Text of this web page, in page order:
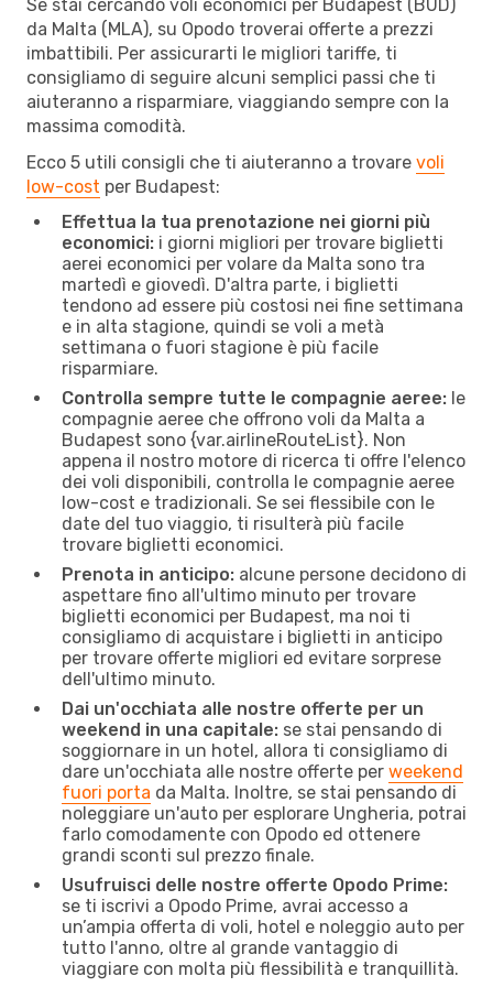
Se stai cercando voli economici per Budapest (BUD)
da Malta (MLA), su Opodo troverai offerte a prezzi
imbattibili. Per assicurarti le migliori tariffe, ti
consigliamo di seguire alcuni semplici passi che ti
aiuteranno a risparmiare, viaggiando sempre con la
massima comodità.
Ecco 5 utili consigli che ti aiuteranno a trovare voli
low-cost per Budapest:
Effettua la tua prenotazione nei giorni più
economici: i giorni migliori per trovare biglietti
aerei economici per volare da Malta sono tra
martedì e giovedì. D'altra parte, i biglietti
tendono ad essere più costosi nei fine settimana
e in alta stagione, quindi se voli a metà
settimana o fuori stagione è più facile
risparmiare.
Controlla sempre tutte le compagnie aeree: le
compagnie aeree che offrono voli da Malta a
Budapest sono {​var.airlineRouteList}. Non
appena il nostro motore di ricerca ti offre l'elenco
dei voli disponibili, controlla le compagnie aeree
low-cost e tradizionali. Se sei flessibile con le
date del tuo viaggio, ti risulterà più facile
trovare biglietti economici.
Prenota in anticipo: alcune persone decidono di
aspettare fino all'ultimo minuto per trovare
biglietti economici per Budapest, ma noi ti
consigliamo di acquistare i biglietti in anticipo
per trovare offerte migliori ed evitare sorprese
dell'ultimo minuto.
Dai un'occhiata alle nostre offerte per un
weekend in una capitale: se stai pensando di
soggiornare in un hotel, allora ti consigliamo di
dare un'occhiata alle nostre offerte per weekend
fuori porta da Malta. Inoltre, se stai pensando di
noleggiare un'auto per esplorare Ungheria, potrai
farlo comodamente con Opodo ed ottenere
grandi sconti sul prezzo finale.
Usufruisci delle nostre offerte Opodo Prime:
se ti iscrivi a Opodo Prime, avrai accesso a
un’ampia offerta di voli, hotel e noleggio auto per
tutto l'anno, oltre al grande vantaggio di
viaggiare con molta più flessibilità e tranquillità.